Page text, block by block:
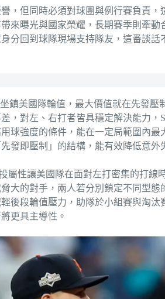
，但同時必須對球團與例行賽負責
來曝光與國家榮耀，長期賽季則牽
分回到球隊現場支持隊友，這番談
坐鎮美國隊輪值，最大價值就在先發
，對左、右打者皆具穩定解決能力，
球強度的條件，能在一定局範圍內
發即壓制」的結構，能有效降低意外
屬性讓美國隊在面對左打密集的打線
大的對手，兩人若分別鎖定不同型
後段輪值壓力，助隊於小組賽與淘
更具主導性。